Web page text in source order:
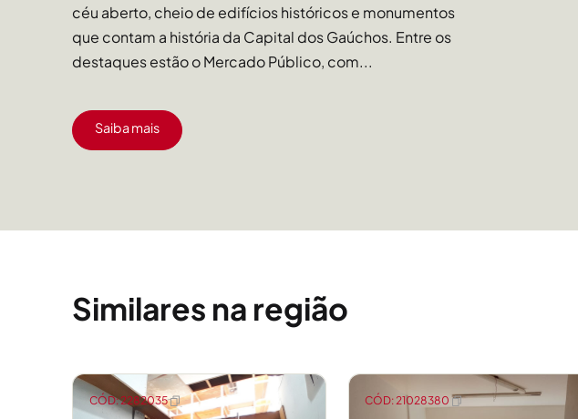
céu aberto, cheio de edifícios históricos e monumentos
que contam a história da Capital dos Gaúchos. Entre os
destaques estão o Mercado Público, com...
Saiba mais
Similares na região
CÓD: 2282035 CÓD: 21028380